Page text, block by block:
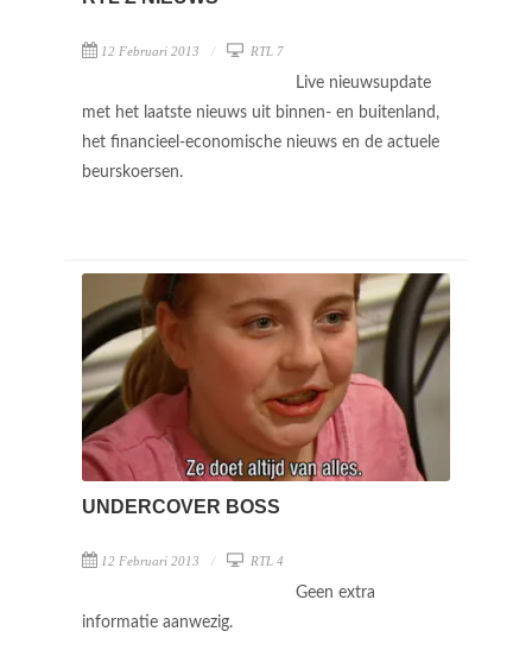
12 Februari 2013 RTL 7
Live nieuwsupdate
met het laatste nieuws uit binnen- en buitenland,
het financieel-economische nieuws en de actuele
beurskoersen.
UNDERCOVER BOSS
12 Februari 2013 RTL 4
Geen extra
informatie aanwezig.